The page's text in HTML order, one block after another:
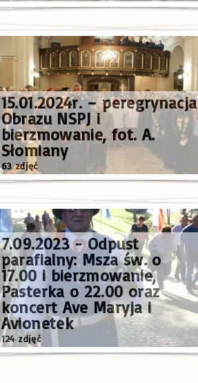
15.01.2024r. – peregrynacja
Obrazu NSPJ i
bierzmowanie, fot. A.
Słomiany
63 zdjęć
7.09.2023 - Odpust
parafialny: Msza św. o
17.00 i bierzmowanie,
Pasterka o 22.00 oraz
koncert Ave Maryja i
Avionetek
124 zdjęć